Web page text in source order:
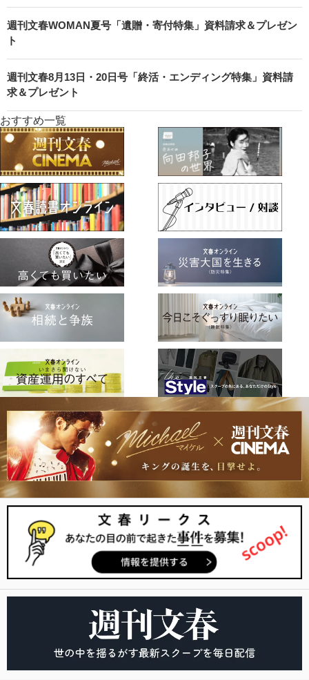
週刊文春WOMAN夏号「遺贈・寄付特集」資料請求＆プレゼン
ト
週刊文春8月13日・20日号「終活・エンディング特集」資料請
求＆プレゼント
おすすめ一覧